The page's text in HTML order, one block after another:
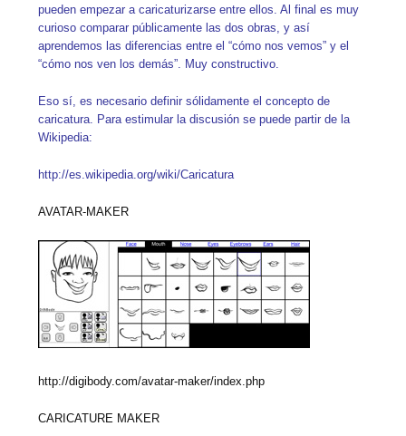
pueden empezar a caricaturizarse entre ellos. Al final es muy
curioso comparar públicamente las dos obras, y así
aprendemos las diferencias entre el “cómo nos vemos” y el
“cómo nos ven los demás”. Muy constructivo.
Eso sí, es necesario definir sólidamente el concepto de
caricatura. Para estimular la discusión se puede partir de la
Wikipedia:
http://es.wikipedia.org/wiki/Caricatura
AVATAR-MAKER
http://digibody.com/avatar-maker/index.php
CARICATURE MAKER